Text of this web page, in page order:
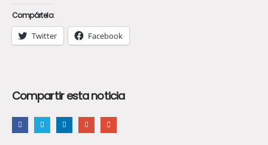
Compártelo:
Twitter Facebook
Compartir esta noticia